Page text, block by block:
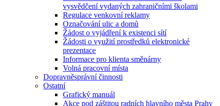
vysvědčení vydaných zahraničními školami
Regulace venkovní reklamy
Označování ulic a domů
Žádost o vyjádření k existenci sítí
Žádosti o využití prostředků elektronické
prezentace
Informace pro klienta směnárny
Volná pracovní místa
Dopravněsprávní činnosti
Ostatní
Grafický manuál
Akce pod záštitou radních hlavního města Prahy